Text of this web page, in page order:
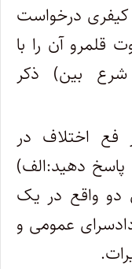
درخواست
قلمرو آن را با
بین) ذکر
فع اختلاف در
دهید:الف)
دو واقع در یک
عمومی و